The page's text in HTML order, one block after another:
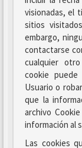
visionadas, el
sitios
embargo,
contactarse
cualquier
cookie
Usuario o
que la
archivo
información al
Las cookies